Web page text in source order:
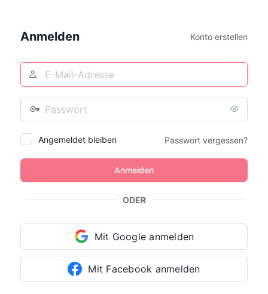
Anmelden Konto erstellen
E-
Mail-
Passwort
Angemeldet bleiben Passwort vergessen?
ODER
Mit Google anmelden
Mit Facebook anmelden